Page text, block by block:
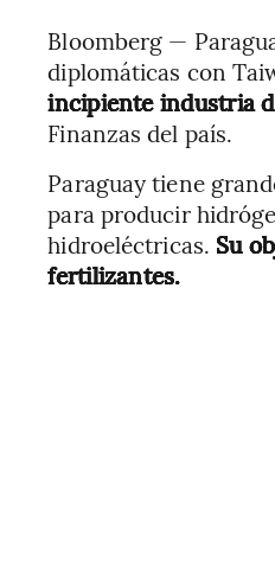
Bloomberg —
diplomáticas con
incipiente industria
Finanzas del país.
Paraguay tiene
para producir
hidroeléctricas. Su
fertilizantes.